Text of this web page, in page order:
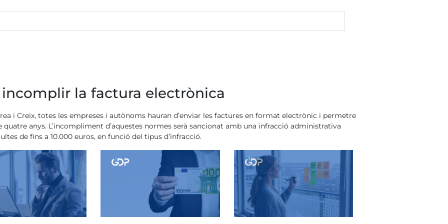
la factura electrònica
i Creix, totes les empreses i autònoms hauran d’enviar les factures en format electrònic i permetre
anys. L’incompliment d’aquestes normes serà sancionat amb una infracció administrativa
de fins a 10.000 euros, en funció del tipus d’infracció.